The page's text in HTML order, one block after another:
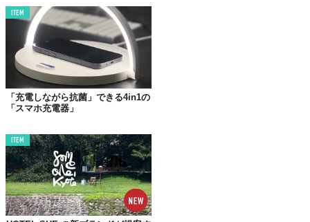
ITEM
「充電しながら抗菌」できる4in1の
「スマホ充電器」
ITEM